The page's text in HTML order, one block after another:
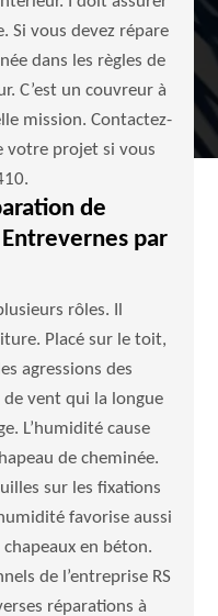
Si vous devez répare
dans les règles de
C’est un couvreur à
mission. Contactez-
votre projet si vous
de
par
rôles. Il
Placé sur le toit,
agressions des
vent qui la longue
L’humidité cause
de cheminée.
sur les fixations
favorise aussi
chapeaux en béton.
de l’entreprise RS
réparations à